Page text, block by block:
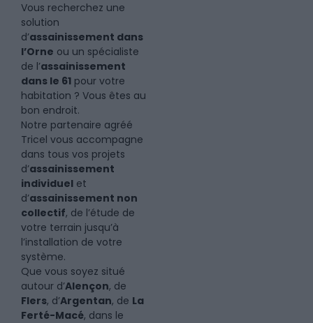
Vous recherchez une
solution
d’assainissement dans
l’Orne ou un spécialiste
de l’assainissement
dans le 61 pour votre
habitation ? Vous êtes au
bon endroit.
Notre partenaire agréé
Tricel vous accompagne
dans tous vos projets
d’assainissement
individuel et
d’assainissement non
collectif, de l’étude de
votre terrain jusqu’à
l’installation de votre
système.
Que vous soyez situé
autour d’Alençon, de
Flers, d’Argentan, de La
Ferté-Macé, dans le